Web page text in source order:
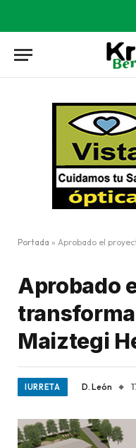
Portada » Aprobado el proyecto
Aprobado
Maiztegi
IURRETA D. León